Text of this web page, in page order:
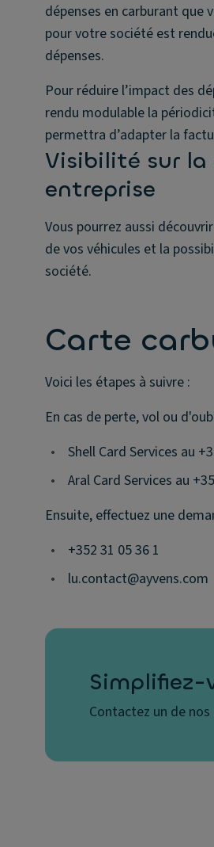
dépenses en carburant que
pour votre société est
dépenses.
Pour réduire l’impact des
rendu modulable la
permettra d’adapter la
Visibilité sur la
entreprise
Vous pourrez aussi
de vos véhicules et la
société.
Carte
Voici les étapes à suivre :
En cas de perte, vol ou
•
Shell Card Services au
•
Aral Card Services au
Ensuite, effectuez une
•
+352 31 05 36 1
•
lu.contact@ayvens.com
Simplifiez-
Contactez un de